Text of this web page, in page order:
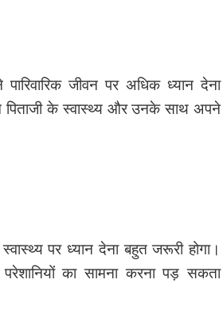
जीवन पर अधिक ध्यान देना
पिताजी के स्वास्थ्य और उनके साथ अपने
पर ध्यान देना बहुत जरूरी होगा।
का सामना करना पड़ सकता